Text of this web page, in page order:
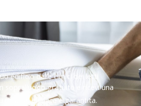
edificio dalle cimici dei letti
sopralluogo gratuito e ricevi una
misura, efficace e garantita.